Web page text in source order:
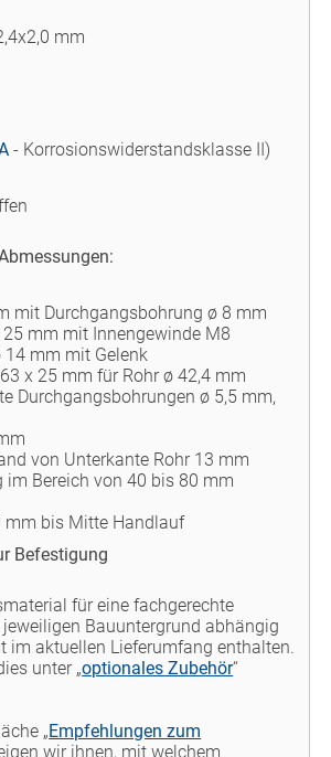
mm
- Korrosionswiderstandsklasse II)
mit Durchgangsbohrung ø 8 mm
mm mit Innengewinde M8
mm mit Gelenk
x 25 mm für Rohr ø 42,4 mm
Durchgangsbohrungen ø 5,5 mm,
von Unterkante Rohr 13 mm
im Bereich von 40 bis 80 mm
mm bis Mitte Handlauf
Befestigung
für eine fachgerechte
Bauuntergrund abhängig
im aktuellen Lieferumfang enthalten.
unter „optionales Zubehör“
„Empfehlungen zum
wir ihnen, mit welchem